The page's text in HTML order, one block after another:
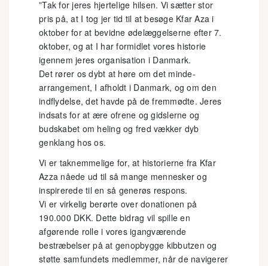
”Tak for jeres hjertelige hilsen. Vi sætter stor
pris på, at I tog jer tid til at besøge Kfar Aza i
oktober for at bevidne ødelæggelserne efter 7.
oktober, og at I har formidlet vores historie
igennem jeres organisation i Danmark.
Det rører os dybt at høre om det minde-
arrangement, I afholdt i Danmark, og om den
indflydelse, det havde på de fremmødte. Jeres
indsats for at ære ofrene og gidslerne og
budskabet om heling og fred vækker dyb
genklang hos os.
Vi er taknemmelige for, at historierne fra Kfar
Azza nåede ud til så mange mennesker og
inspirerede til en så generøs respons.
Vi er virkelig berørte over donationen på
190.000 DKK. Dette bidrag vil spille en
afgørende rolle i vores igangværende
bestræbelser på at genopbygge kibbutzen og
støtte samfundets medlemmer, når de navigerer